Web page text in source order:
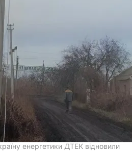
енергетики ДТЕК відновили